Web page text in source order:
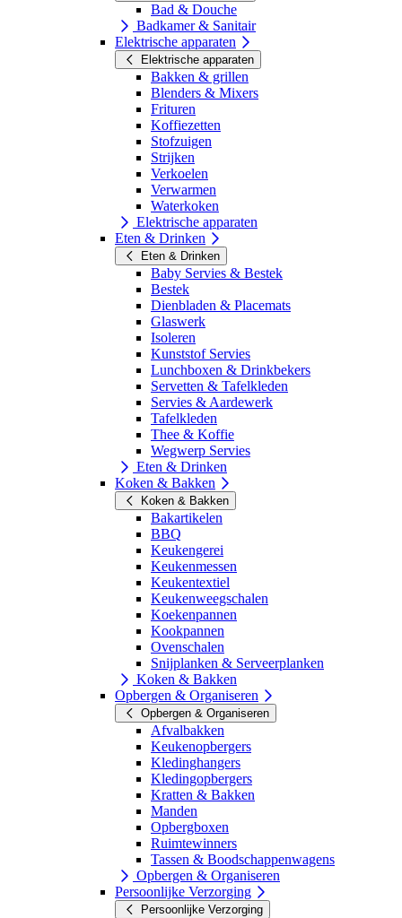
Bad & Douche
Badkamer & Sanitair
Elektrische apparaten
Elektrische apparaten
Bakken & grillen
Blenders & Mixers
Frituren
Koffiezetten
Stofzuigen
Strijken
Verkoelen
Verwarmen
Waterkoken
Elektrische apparaten
Eten & Drinken
Eten & Drinken
Baby Servies & Bestek
Bestek
Dienbladen & Placemats
Glaswerk
Isoleren
Kunststof Servies
Lunchboxen & Drinkbekers
Servetten & Tafelkleden
Servies & Aardewerk
Tafelkleden
Thee & Koffie
Wegwerp Servies
Eten & Drinken
Koken & Bakken
Koken & Bakken
Bakartikelen
BBQ
Keukengerei
Keukenmessen
Keukentextiel
Keukenweegschalen
Koekenpannen
Kookpannen
Ovenschalen
Snijplanken & Serveerplanken
Koken & Bakken
Opbergen & Organiseren
Opbergen & Organiseren
Afvalbakken
Keukenopbergers
Kledinghangers
Kledingopbergers
Kratten & Bakken
Manden
Opbergboxen
Ruimtewinners
Tassen & Boodschappenwagens
Opbergen & Organiseren
Persoonlijke Verzorging
Persoonlijke Verzorging